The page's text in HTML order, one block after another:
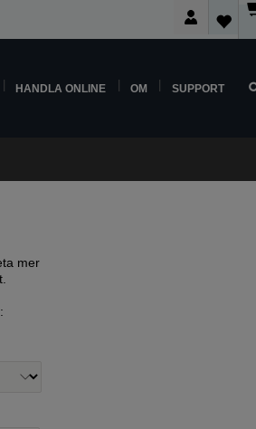
HANDLA ONLINE OM SUPPORT
mer